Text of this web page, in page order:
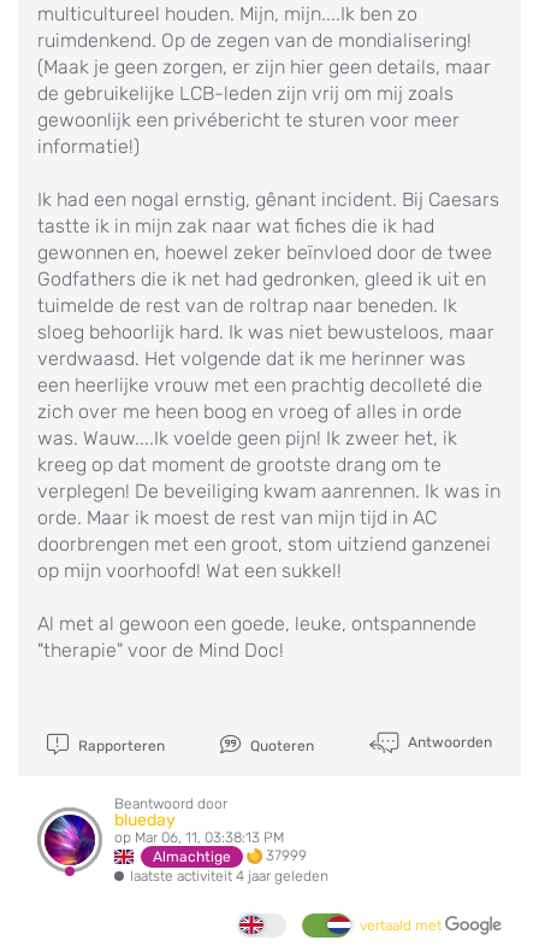
multicultureel houden. Mijn, mijn....Ik ben zo
ruimdenkend. Op de zegen van de mondialisering!
(Maak je geen zorgen, er zijn hier geen details, maar
de gebruikelijke LCB-leden zijn vrij om mij zoals
gewoonlijk een privébericht te sturen voor meer
informatie!)
Ik had een nogal ernstig, gênant incident. Bij Caesars
tastte ik in mijn zak naar wat fiches die ik had
gewonnen en, hoewel zeker beïnvloed door de twee
Godfathers die ik net had gedronken, gleed ik uit en
tuimelde de rest van de roltrap naar beneden. Ik
sloeg behoorlijk hard. Ik was niet bewusteloos, maar
verdwaasd. Het volgende dat ik me herinner was
een heerlijke vrouw met een prachtig decolleté die
zich over me heen boog en vroeg of alles in orde
was. Wauw....Ik voelde geen pijn! Ik zweer het, ik
kreeg op dat moment de grootste drang om te
verplegen! De beveiliging kwam aanrennen. Ik was in
orde. Maar ik moest de rest van mijn tijd in AC
doorbrengen met een groot, stom uitziend ganzenei
op mijn voorhoofd! Wat een sukkel!
Al met al gewoon een goede, leuke, ontspannende
"therapie" voor de Mind Doc!
Rapporteren Quoteren Antwoorden
Beantwoord door
blueday
op Mar 06, 11, 03:38:13 PM
Almachtige
37999
laatste activiteit 4 jaar geleden
vertaald met